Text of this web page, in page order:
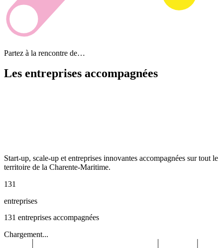
Partez à la rencontre de…
Les entreprises accompagnées
Start-up, scale-up et entreprises innovantes accompagnées sur tout le
territoire de la Charente-Maritime.
131
entreprises
131 entreprises accompagnées
Chargement...